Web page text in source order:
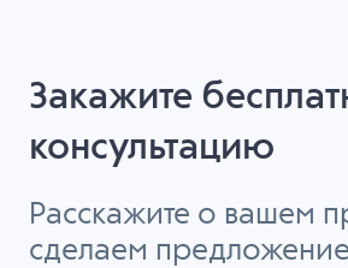
Закажите
консультацию
Расскажите о вашем
сделаем предложение